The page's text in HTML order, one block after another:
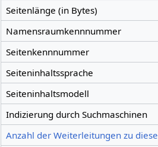
Seitenlänge (in Bytes)
Namensraumkennnummer
Seitenkennnummer
Seiteninhaltssprache
Seiteninhaltsmodell
Indizierung durch Suchmaschinen
Anzahl der Weiterleitungen zu